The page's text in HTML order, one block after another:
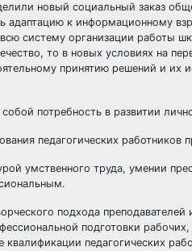
новый социальный заказ
адаптацию к информационному
систему организации работы
то в новых условиях на
принятию решений и их
потребность в развитии
педагогических работников
умственного труда, умении
подхода
подготовки
педагогических